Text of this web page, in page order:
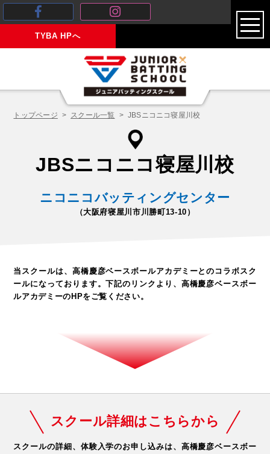
TYBA HPへ
toggle
トップページ スクール一覧 JBSニコニコ寝屋川校
JBSニコニコ寝屋川校
ニコニコバッティングセンター
（大阪府寝屋川市川勝町13-10）
当スクールは、高橋慶彦ベースボールアカデミーとのコラボスク
ールになっております。下記のリンクより、高橋慶彦ベースボー
ルアカデミーのHPをご覧ください。
スクール詳細はこちらから
スクールの詳細、体験入学のお申し込みは、 高橋慶彦ベースボー